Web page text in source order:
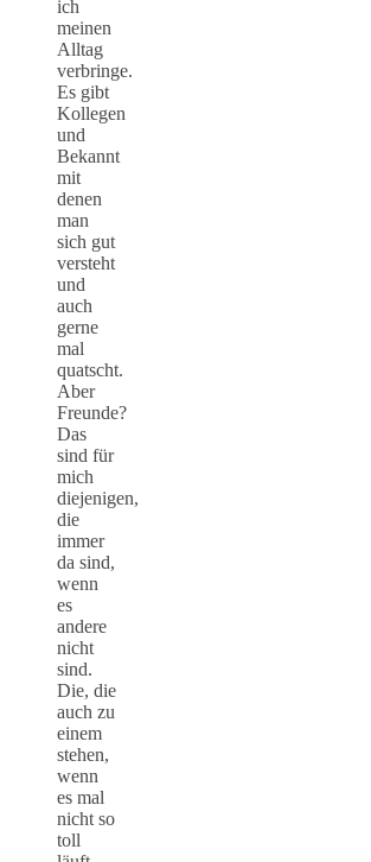
ich
meinen
Alltag
verbringe.
Es gibt
Kollegen
und
Bekannt
mit
denen
man
sich gut
versteht
und
auch
gerne
mal
quatscht.
Aber
Freunde?
Das
sind für
mich
diejenigen,
die
immer
da sind,
wenn
es
andere
nicht
sind.
Die, die
auch zu
einem
stehen,
wenn
es mal
nicht so
toll